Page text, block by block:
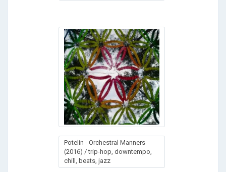
Potelin - Orchestral Manners
(2016) / trip-hop, downtempo,
chill, beats, jazz